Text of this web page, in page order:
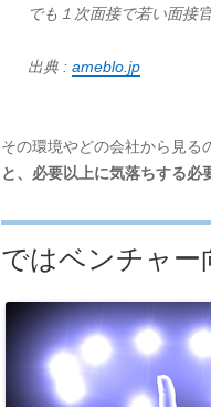
でも１次面接で若い面接
出典 : ameblo.jp
その環境やどの会社から見る
と、必要以上に気落ちする必
ではベンチャー